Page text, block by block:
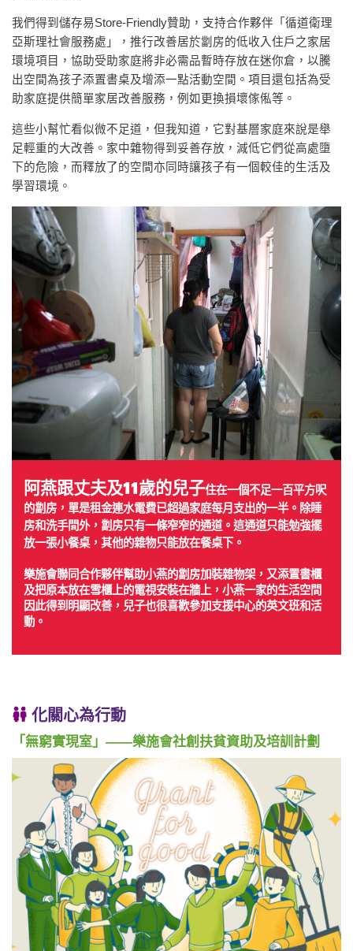
我們得到儲存易Store-Friendly贊助，支持合作夥伴「循道衛理
亞斯理社會服務處」，推行改善居於劏房的低收入住戶之家居
環境項目，協助受助家庭將非必需品暫時存放在迷你倉，以騰
出空間為孩子添置書桌及增添一點活動空間。項目還包括為受
助家庭提供簡單家居改善服務，例如更換損壞傢俬等。
這些小幫忙看似微不足道，但我知道，它對基層家庭來說是舉
足輕重的大改善。家中雜物得到妥善存放，減低它們從高處墮
下的危險，而釋放了的空間亦同時讓孩子有一個較佳的生活及
學習環境。
阿燕跟丈夫及11歲的兒子住在一個不足一百平方呎
的劏房，單是租金連水電費已超過家庭每月支出的一半。除睡
房和洗手間外，劏房只有一條窄窄的通道。這通道只能勉強擺
放一張小餐桌，其他的雜物只能放在餐桌下。
樂施會聯同合作夥伴幫助小燕的劏房加裝雜物架，又添置書櫃
及把原本放在雪櫃上的電視安裝在牆上，小燕一家的生活空間
因此得到明顯改善，兒子也很喜歡參加支援中心的英文班和活
動。
化關心為行動
「無窮實現室」——樂施會社創扶貧資助及培訓計劃